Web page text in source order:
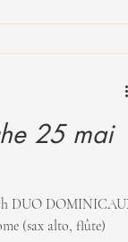
25 mai
(sax alto, flûte)